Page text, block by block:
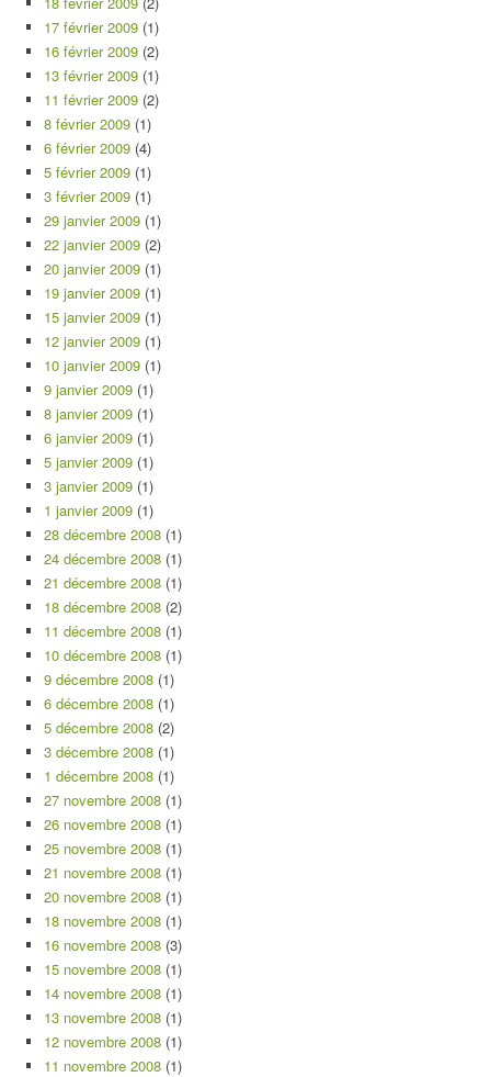
17 février 2009 (1)
16 février 2009 (2)
13 février 2009 (1)
11 février 2009 (2)
8 février 2009 (1)
6 février 2009 (4)
5 février 2009 (1)
3 février 2009 (1)
29 janvier 2009 (1)
22 janvier 2009 (2)
20 janvier 2009 (1)
19 janvier 2009 (1)
15 janvier 2009 (1)
12 janvier 2009 (1)
10 janvier 2009 (1)
9 janvier 2009 (1)
8 janvier 2009 (1)
6 janvier 2009 (1)
5 janvier 2009 (1)
3 janvier 2009 (1)
1 janvier 2009 (1)
28 décembre 2008 (1)
24 décembre 2008 (1)
21 décembre 2008 (1)
18 décembre 2008 (2)
11 décembre 2008 (1)
10 décembre 2008 (1)
9 décembre 2008 (1)
6 décembre 2008 (1)
5 décembre 2008 (2)
3 décembre 2008 (1)
1 décembre 2008 (1)
27 novembre 2008 (1)
26 novembre 2008 (1)
25 novembre 2008 (1)
21 novembre 2008 (1)
20 novembre 2008 (1)
18 novembre 2008 (1)
16 novembre 2008 (3)
15 novembre 2008 (1)
14 novembre 2008 (1)
13 novembre 2008 (1)
12 novembre 2008 (1)
11 novembre 2008 (1)